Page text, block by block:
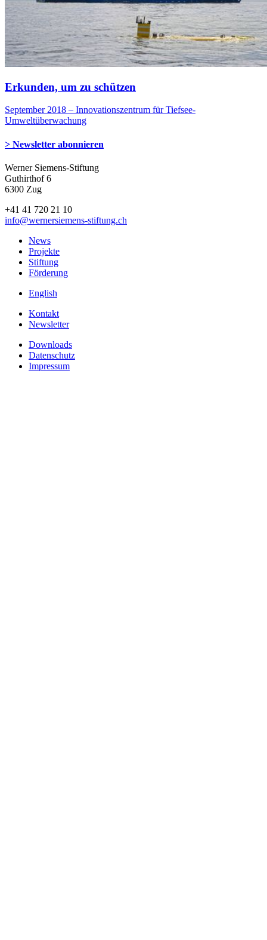
Erkunden, um zu schützen
September 2018 – Innovationszentrum für Tiefsee-
Umweltüberwachung
> Newsletter abonnieren
Werner Siemens-Stiftung
Guthirthof 6
6300 Zug
+41 41 720 21 10
info@wernersiemens-stiftung.ch
News
Projekte
Stiftung
Förderung
English
Kontakt
Newsletter
Downloads
Datenschutz
Impressum